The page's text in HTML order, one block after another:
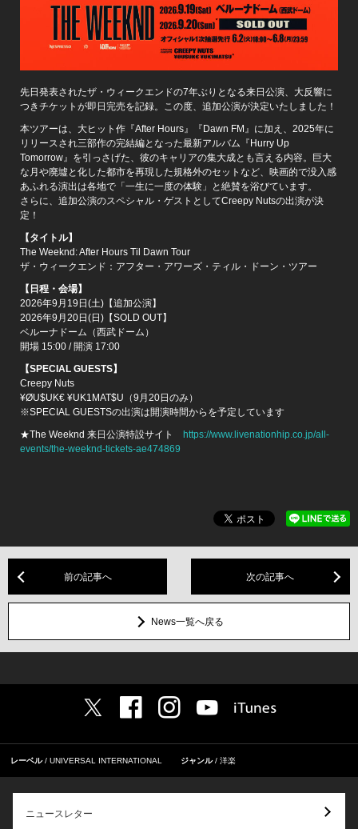
先日発表されたザ・ウィークエンドの7年ぶりとなる来日公演、大反響に
つきチケットが即日完売を記録。この度、追加公演が決定いたしました！
本ツアーは、大ヒット作『After Hours』『Dawn FM』に加え、2025年に
リリースされ三部作の完結編となった最新アルバム『Hurry Up
Tomorrow』を引っさげた、彼のキャリアの集大成とも言える内容。巨大
な月や廃墟と化した都市を再現した規格外のセットなど、映画的で没入感
あふれる演出は各地で「一生に一度の体験」と絶賛を浴びています。
さらに、追加公演のスペシャル・ゲストとしてCreepy Nutsの出演が決
定！
【タイトル】
The Weeknd: After Hours Til Dawn Tour
ザ・ウィークエンド：アフター・アワーズ・ティル・ドーン・ツアー
【日程・会場】
2026年9月19日(土)【追加公演】
2026年9月20日(日)【SOLD OUT】
ベルーナドーム（西武ドーム）
開場 15:00 / 開演 17:00
【SPECIAL GUESTS】
Creepy Nuts
¥ØU$UK€ ¥UK1MAT$U（9月20日のみ）
※SPECIAL GUESTSの出演は開演時間からを予定しています
★The Weeknd 来日公演特設サイト
https://www.livenationhip.co.jp/all-
events/the-weeknd-tickets-ae474869
前の記事へ 次の記事へ
News一覧へ戻る
レーベル UNIVERSAL INTERNATIONAL ジャンル 洋楽
ニュースレター